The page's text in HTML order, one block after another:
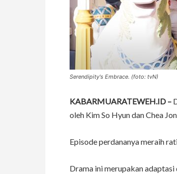
Serendipity's Embrace. (foto: tvN)
KABARMUARATEWEH.ID –
oleh Kim So Hyun dan Chea
Episode perdananya meraih
Drama ini merupakan